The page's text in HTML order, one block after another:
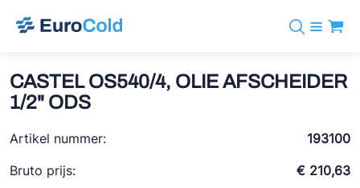
info@eurocold.nl
Merken
BOCK
Koudemiddelen
Diensten
Nieuws
Over ons
CASTEL OS540/4, OLIE AFSCHEIDER
1/2" ODS
Artikel nummer:
193100
Bruto prijs:
€ 210,63